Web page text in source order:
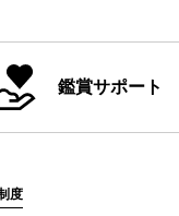
鑑賞サポート
度